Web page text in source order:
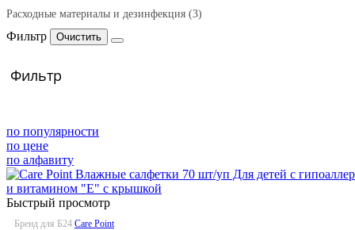
Расходные материалы и дезинфекция (3)
Расходные материалы(3)
Ватные диски, палочки, вл.салфетки
Фильтр
Фильтр
по популярности
по цене
по алфавиту
Быстрый просмотр
Бренд для Б24 Care Point